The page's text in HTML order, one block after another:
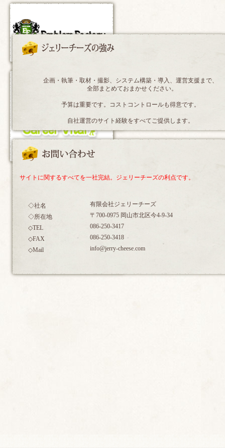
企画・執筆・取材・撮影、システム構築・導入、運営支援まで、
全部まとめておまかせください。
予算は重要です。コストコントロールも得意です。
自社運営のサイト経験をすべてご提供します。
サイトに関するすべてを一社完結。ジェリーチーズの利点です。
◇社名
有限会社ジェリーチーズ
◇所在地
〒700-0975 岡山市北区今4-9-34
◇TEL
086-250-3417
◇FAX
086-250-3418
◇Mail
info@jerry-cheese.com